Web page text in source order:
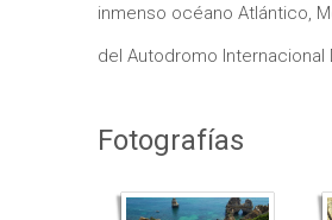
inmenso océano Atlántico,
del Autodromo
Fotografías